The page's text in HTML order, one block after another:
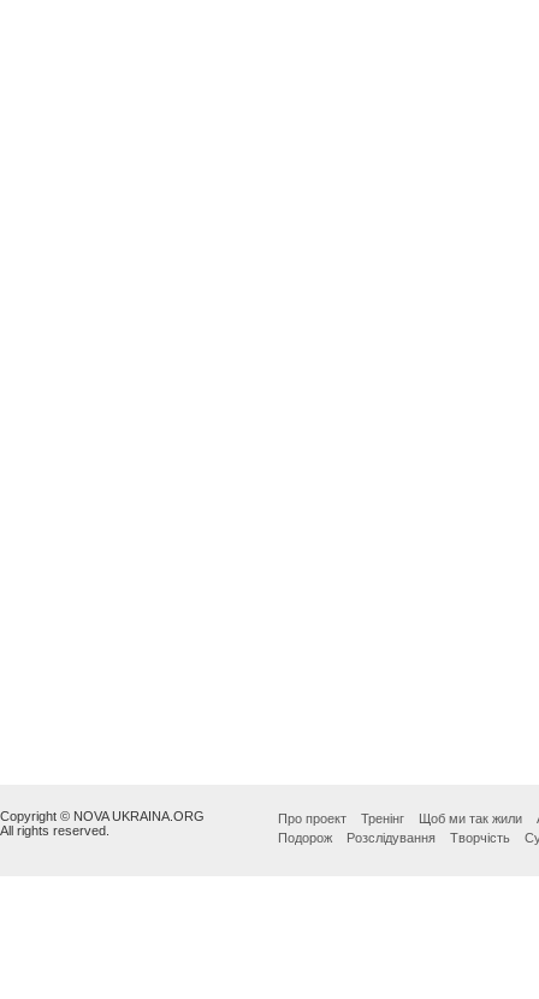
Copyright © NOVA UKRAINA.ORG
All rights reserved.
Про проект Тренінг Щоб ми так жили
Подорож
Розслідування Творчість